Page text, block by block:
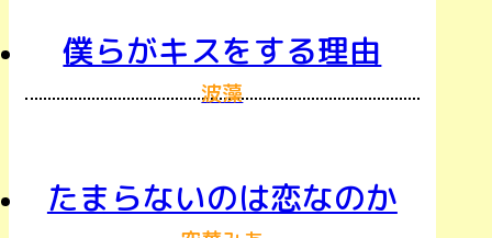
僕らがキスをする理由
波藻
たまらないのは恋なのか